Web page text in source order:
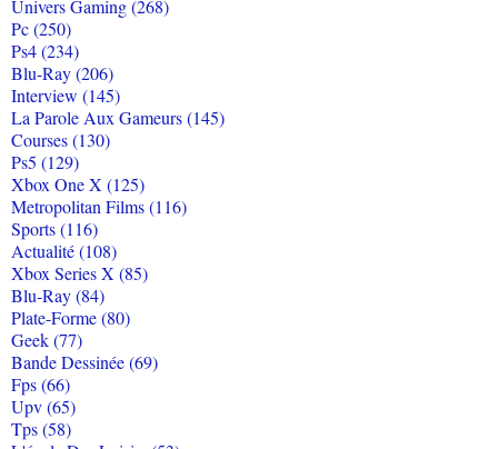
Univers Gaming (268)
Pc (250)
Ps4 (234)
Blu-Ray (206)
Interview (145)
La Parole Aux Gameurs (145)
Courses (130)
Ps5 (129)
Xbox One X (125)
Metropolitan Films (116)
Sports (116)
Actualité (108)
Xbox Series X (85)
Blu-Ray (84)
Plate-Forme (80)
Geek (77)
Bande Dessinée (69)
Fps (66)
Upv (65)
Tps (58)